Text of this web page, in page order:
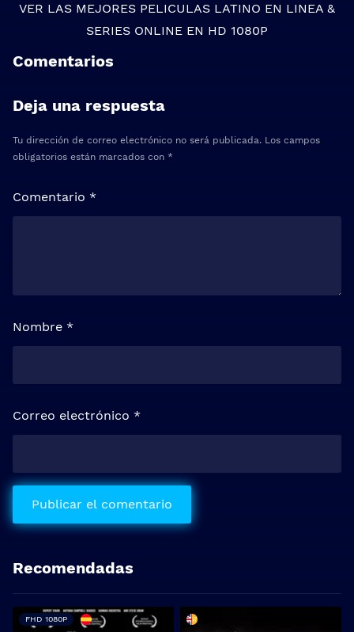
VER LAS MEJORES PELICULAS LATINO EN LINEA &
SERIES ONLINE EN HD 1080P
Comentarios
Deja una respuesta
Tu dirección de correo electrónico no será publicada. Los campos
obligatorios están marcados con *
Comentario *
Nombre *
Correo electrónico *
Recomendadas
FHD 1080P